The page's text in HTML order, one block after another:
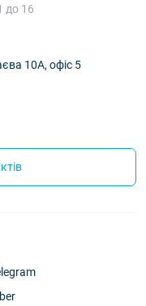
до 16
10А, офіс 5